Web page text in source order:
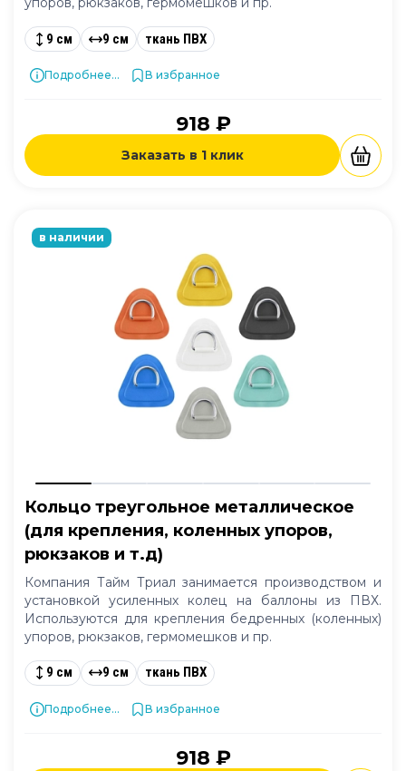
9 см 9 см ткань ПВХ
Подробнее... В избранное
918 ₽
Заказать в 1 клик
в наличии
Кольцо треугольное металлическое
(для крепления, коленных упоров,
рюкзаков и т.д)
Компания Тайм Триал занимается производством и
установкой усиленных колец на баллоны из ПВХ.
Используются для крепления бедренных (коленных)
упоров, рюкзаков, гермомешков и пр.
9 см 9 см ткань ПВХ
Подробнее... В избранное
918 ₽